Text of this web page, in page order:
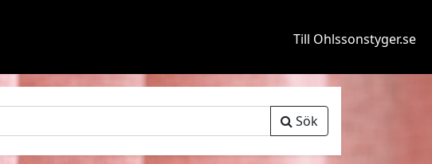
Till Ohlssonstyger.se
Sök